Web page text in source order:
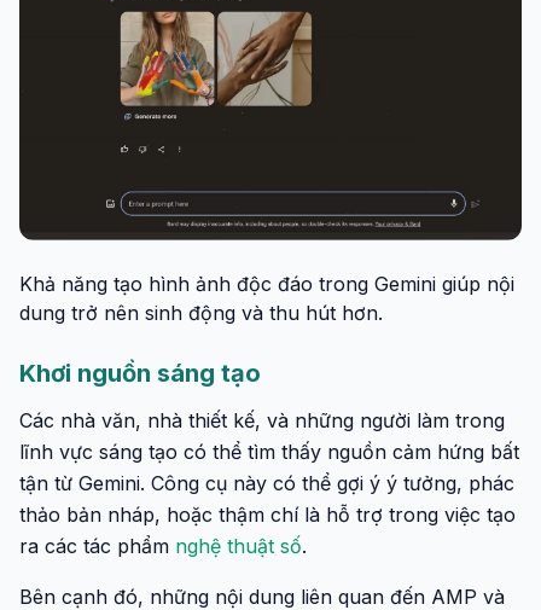
Khả năng tạo hình ảnh độc đáo trong Gemini giúp nội
dung trở nên sinh động và thu hút hơn.
Khơi nguồn sáng tạo
Các nhà văn, nhà thiết kế, và những người làm trong
lĩnh vực sáng tạo có thể tìm thấy nguồn cảm hứng bất
tận từ Gemini. Công cụ này có thể gợi ý ý tưởng, phác
thảo bản nháp, hoặc thậm chí là hỗ trợ trong việc tạo
ra các tác phẩm nghệ thuật số.
Bên cạnh đó, những nội dung liên quan đến AMP và